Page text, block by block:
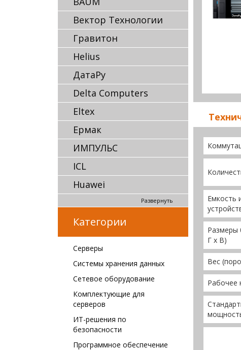
Вектор Технологии
Гравитон
Helius
ДатаРу
Delta Computers
Eltex
Ермак
ИМПУЛЬС
ICL
Huawei
Развернуть
Категории
Серверы
Системы хранения данных
Сетевое оборудование
Комплектующие для
серверов
ИТ-решения по
безопасности
Программное обеспечение
Емкость
Размеры
Г x В)
Вес
Рабочее